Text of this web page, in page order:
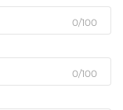
0/100
0/100